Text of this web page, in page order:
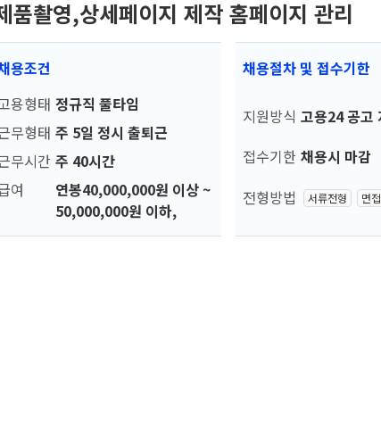
품촬영,상세페이지 제작 홈페이지 관리
용조건
용형태 정규직 풀타임
무형태 주 5일 정시 출퇴근
무시간 주 40시간
여
연봉40,000,000원 이상 ~
50,000,000원 이하,
채용절차 및 접수기한
지원방식 고용24 공고
접수기한 채용시 마감
전형방법
서류전형 면접